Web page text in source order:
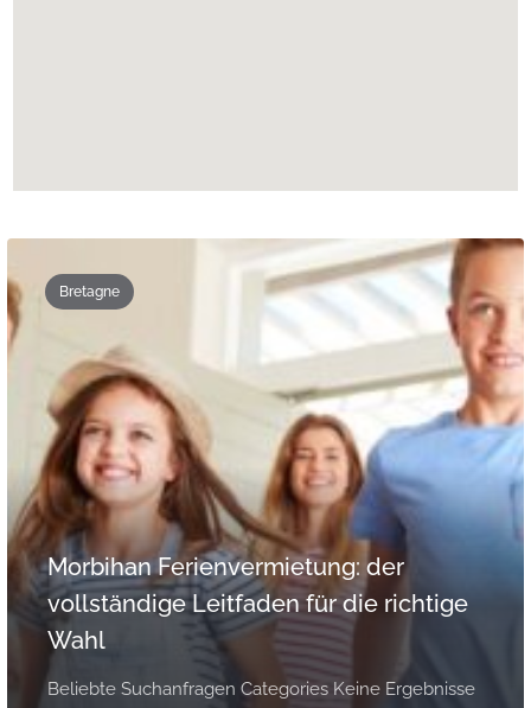
Bretagne
Morbihan Ferienvermietung: der
vollständige Leitfaden für die richtige
Wahl
Beliebte Suchanfragen Categories Keine Ergebnisse